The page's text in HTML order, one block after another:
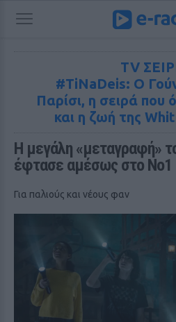
TV
#TiNaDeis: Ο
Παρίσι, η σειρά που
και η ζωή της
Η μεγάλη «μεταγραφή»
έφτασε αμέσως στο No1
Για παλιούς και νέους φαν